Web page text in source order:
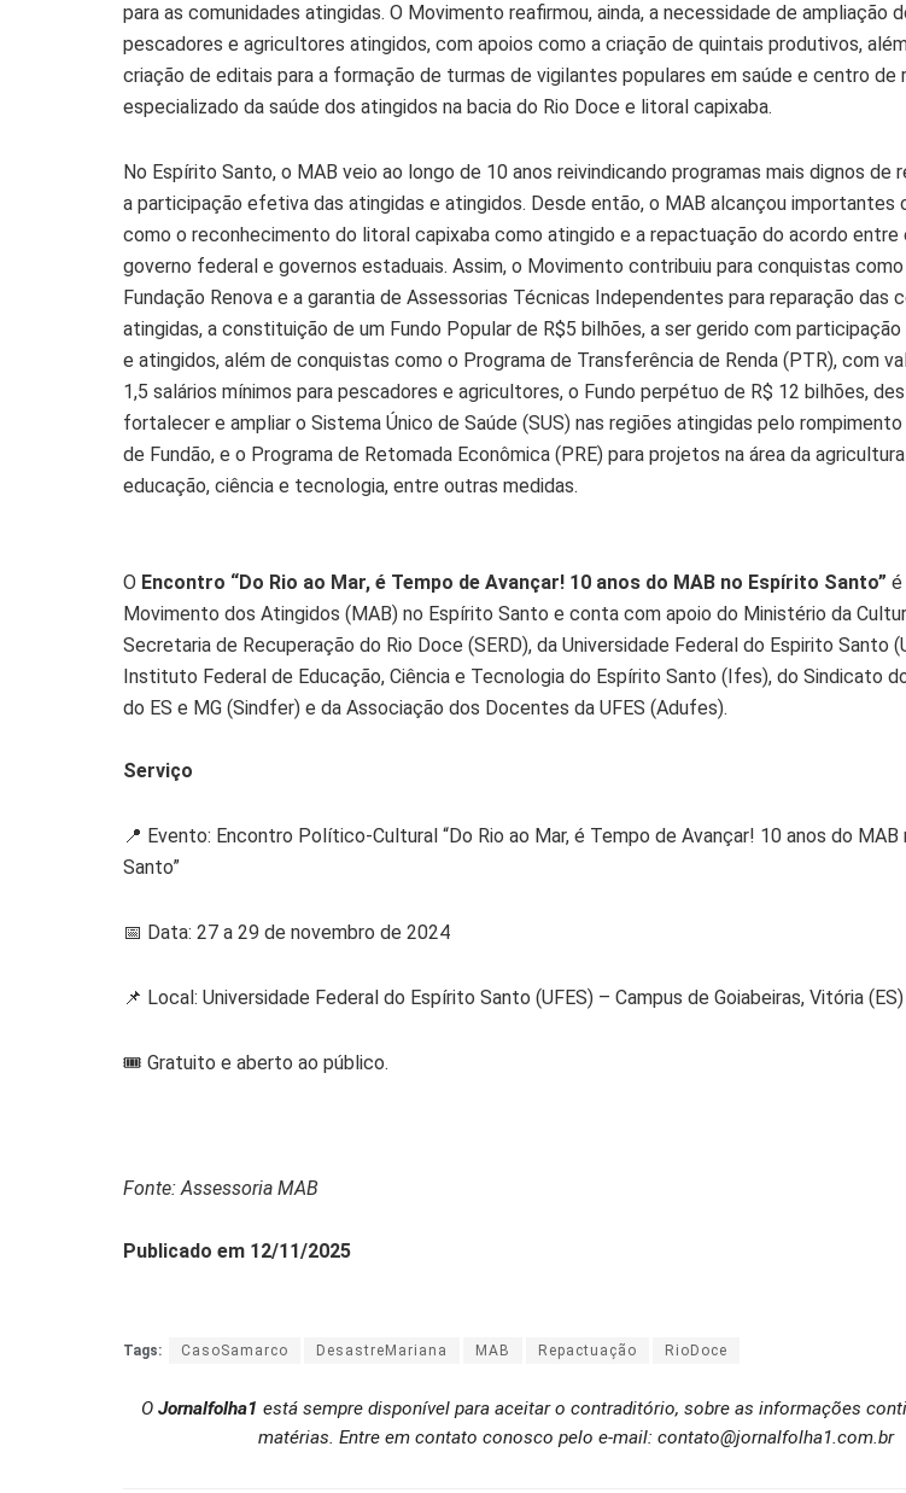
para as comunidades atingidas. O Movimento reafirmou, ainda, a necessidade de ampliação
pescadores e agricultores atingidos, com apoios como a criação de quintais produtivos,
criação de editais para a formação de turmas de vigilantes populares em saúde e centro de
especializado da saúde dos atingidos na bacia do Rio Doce e litoral capixaba.
No Espírito Santo, o MAB veio ao longo de 10 anos reivindicando programas mais dignos de
a participação efetiva das atingidas e atingidos. Desde então, o MAB alcançou importantes
como o reconhecimento do litoral capixaba como atingido e a repactuação do acordo entre
governo federal e governos estaduais. Assim, o Movimento contribuiu para conquistas
Fundação Renova e a garantia de Assessorias Técnicas Independentes para reparação das
atingidas, a constituição de um Fundo Popular de R$5 bilhões, a ser gerido com participação
e atingidos, além de conquistas como o Programa de Transferência de Renda (PTR), com
1,5 salários mínimos para pescadores e agricultores, o Fundo perpétuo de R$ 12 bilhões,
fortalecer e ampliar o Sistema Único de Saúde (SUS) nas regiões atingidas pelo
de Fundão, e o Programa de Retomada Econômica (PRE) para projetos na área da
educação, ciência e tecnologia, entre outras medidas.
O Encontro “Do Rio ao Mar, é Tempo de Avançar! 10 anos do MAB no Espírito Santo” é
Movimento dos Atingidos (MAB) no Espírito Santo e conta com apoio do Ministério da
Secretaria de Recuperação do Rio Doce (SERD), da Universidade Federal do Espirito Santo
Instituto Federal de Educação, Ciência e Tecnologia do Espírito Santo (Ifes), do Sindicato
do ES e MG (Sindfer) e da Associação dos Docentes da UFES (Adufes).
Serviço
📍 Evento: Encontro Político-Cultural “Do Rio ao Mar, é Tempo de Avançar! 10 anos do MAB
Santo”
📅 Data: 27 a 29 de novembro de 2024
📌 Local: Universidade Federal do Espírito Santo (UFES) – Campus de Goiabeiras, Vitória (ES)
🎟 Gratuito e aberto ao público.
Fonte: Assessoria MAB
Publicado em 12/11/2025
Tags: CasoSamarco DesastreMariana MAB Repactuação RioDoce
O Jornalfolha1 está sempre disponível para aceitar o contraditório, sobre as informações
matérias. Entre em contato conosco pelo e-mail: contato@jornalfolha1.com.br